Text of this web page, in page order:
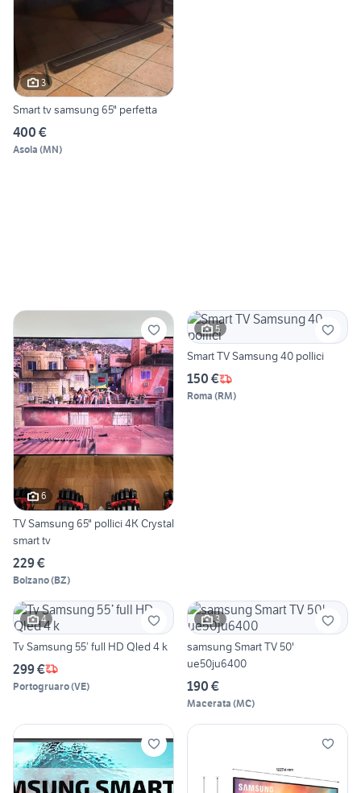
3
Smart tv samsung 65" perfetta
400 €
Asola (MN)
6
TV Samsung 65" pollici 4K Crystal
smart tv
229 €
Bolzano(BZ)
5
Smart TV Samsung 40 pollici
150 €
Roma (RM)
4
Tv Samsung 55’ full HD Qled 4 k
299 €
Portogruaro(VE)
3
samsung Smart TV 50'
ue50ju6400
190 €
Macerata (MC)